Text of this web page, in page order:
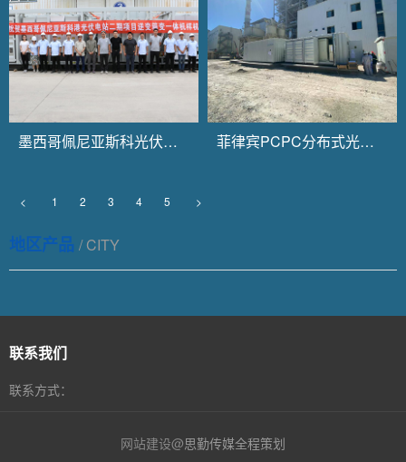
墨西哥佩尼亚斯科光伏电站二期项目 菲律宾PCPC分布式光伏EPC项目一次设备开关柜、预制舱采购
< 1 2 3 4 5 >
地区产品 / CITY
联系我们
联系方式：
网站建设@思勤传媒全程策划